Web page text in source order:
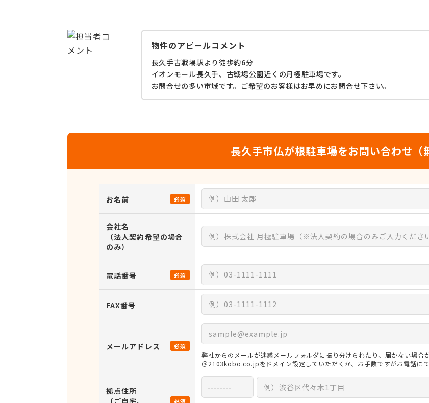
物件のアピールコメント
長久手古戦場駅より徒歩約6分
イオンモール長久手、古戦場公園近くの月極駐車場です。
お問合せの多い市域です。ご希望のお客様はお早めにお問合せ下さい。
長久手市仏が根駐車場をお問い合わせ（
お名前 必須
会社名
（法人契約希望の場合
のみ）
電話番号 必須
FAX番号
メールアドレス 必須
弊社からのメールが迷惑メールフォルダに振り分けられたり、届かない場合が
＠2103kobo.co.jpをドメイン設定していただくか、お手数ですがお電話にて
拠点住所
（ご自宅、
必須